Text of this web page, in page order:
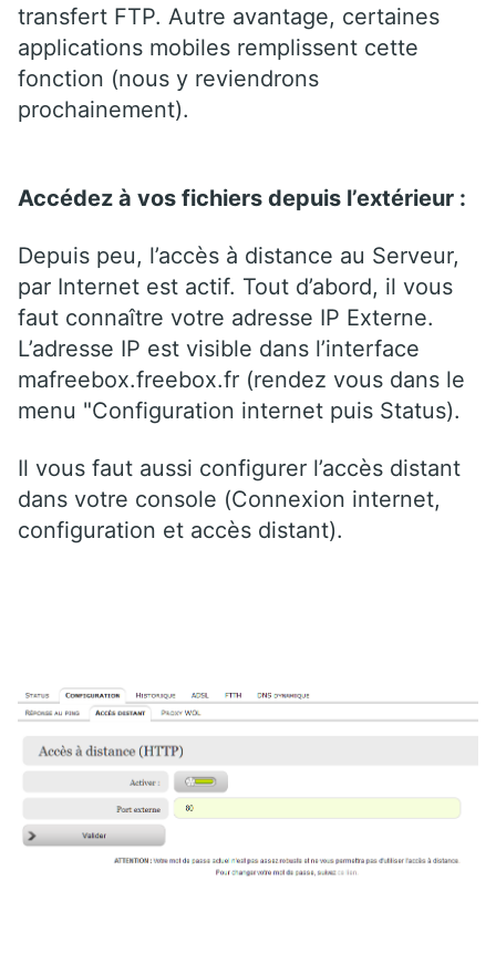
transfert FTP. Autre avantage, certaines
applications mobiles remplissent cette
fonction (nous y reviendrons
prochainement).
Accédez à vos fichiers depuis l’extérieur :
Depuis peu, l’accès à distance au Serveur,
par Internet est actif. Tout d’abord, il vous
faut connaître votre adresse IP Externe.
L’adresse IP est visible dans l’interface
mafreebox.freebox.fr (rendez vous dans le
menu "Configuration internet puis Status).
Il vous faut aussi configurer l’accès distant
dans votre console (Connexion internet,
configuration et accès distant).